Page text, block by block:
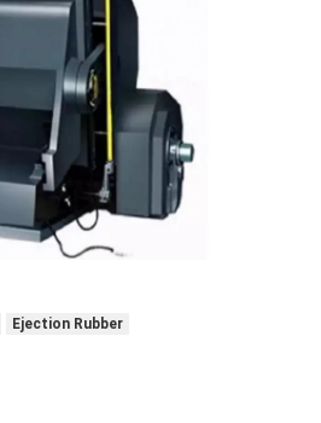
Ejection Rubber